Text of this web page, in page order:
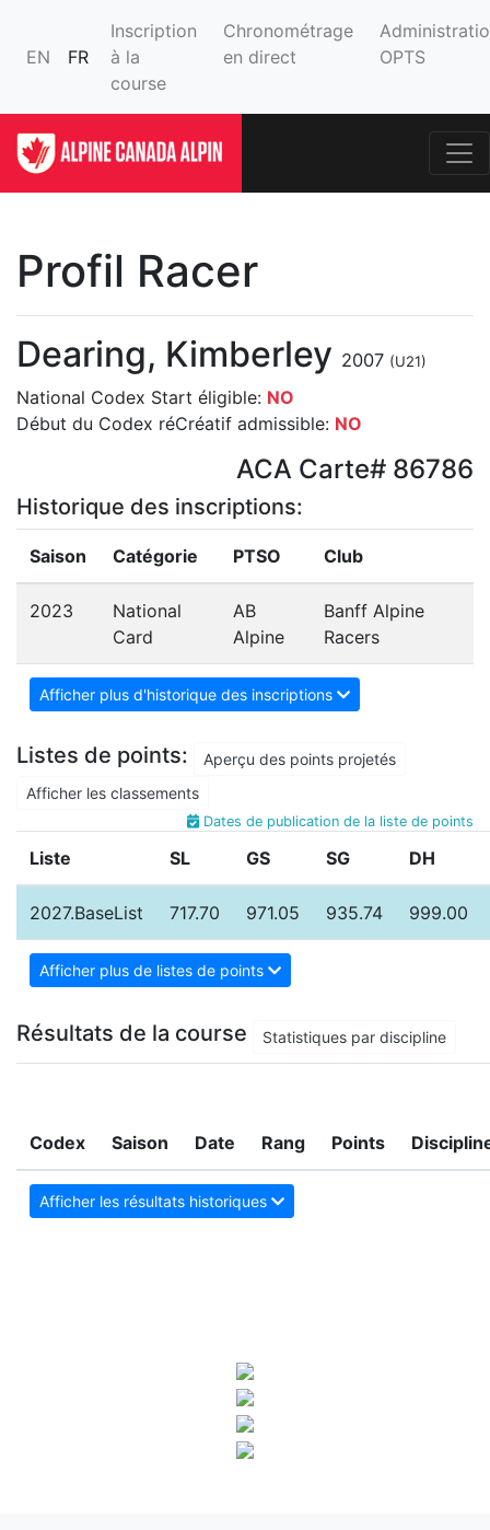
EN FR
Inscription
à la
course
Chronométrage
en direct
OPTS
Profil Racer
Dearing, Kimberley 2007 (U21)
National Codex Start éligible: NO
Début du Codex réCréatif admissible: NO
ACA Carte# 86786
Historique des inscriptions:
Saison Catégorie PTSO Club
2023
National
Card
AB
Alpine
Banff Alpine
Racers
Afficher plus d'historique des inscriptions
Listes de points:
Aperçu des points projetés
Afficher les classements
Dates de publication de la liste de points
Liste SL GS SG DH
2027.BaseList 717.70 971.05 935.74 999.00
Afficher plus de listes de points
Résultats de la course Statistiques par discipline
Codex Saison Date Rang Points
Afficher les résultats historiques